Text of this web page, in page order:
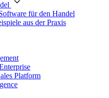
für den Handel
aus der Praxis
Platform